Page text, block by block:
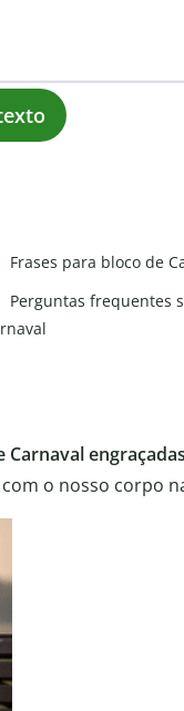
Frases para bloco de
Perguntas frequentes
Carnaval engraçadas
o nosso corpo